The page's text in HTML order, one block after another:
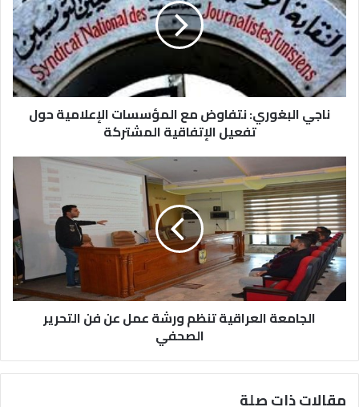
ناجي البغوري: نتفاوض مع المؤسسات الإعلامية حول
تفعيل الإتفاقية المشتركة
الجامعة العراقية تنظم ورشة عمل عن فن التحرير
الصحفي
مقالات ذات صلة